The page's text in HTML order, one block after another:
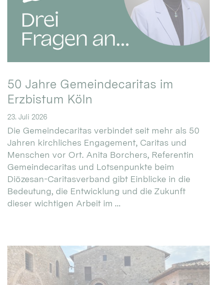
50 Jahre Gemeindecaritas im
Erzbistum Köln
23. Juli 2026
Die Gemeindecaritas verbindet seit mehr als 50
Jahren kirchliches Engagement, Caritas und
Menschen vor Ort. Anita Borchers, Referentin
Gemeindecaritas und Lotsenpunkte beim
Diözesan-Caritasverband gibt Einblicke in die
Bedeutung, die Entwicklung und die Zukunft
dieser wichtigen Arbeit im ...